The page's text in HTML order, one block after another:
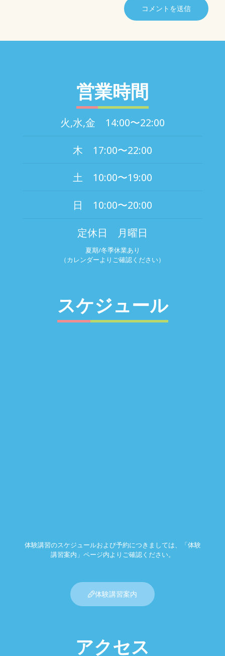
営業時間
火,水,金 14:00〜22:00
木 17:00〜22:00
土 10:00〜19:00
日 10:00〜20:00
定休日 月曜日
夏期/冬季休業あり
（カレンダーよりご確認ください）
スケジュール
体験講習のスケジュールおよび予約につきましては、「体験
講習案内」ページ内よりご確認ください。
体験講習案内
アクセス